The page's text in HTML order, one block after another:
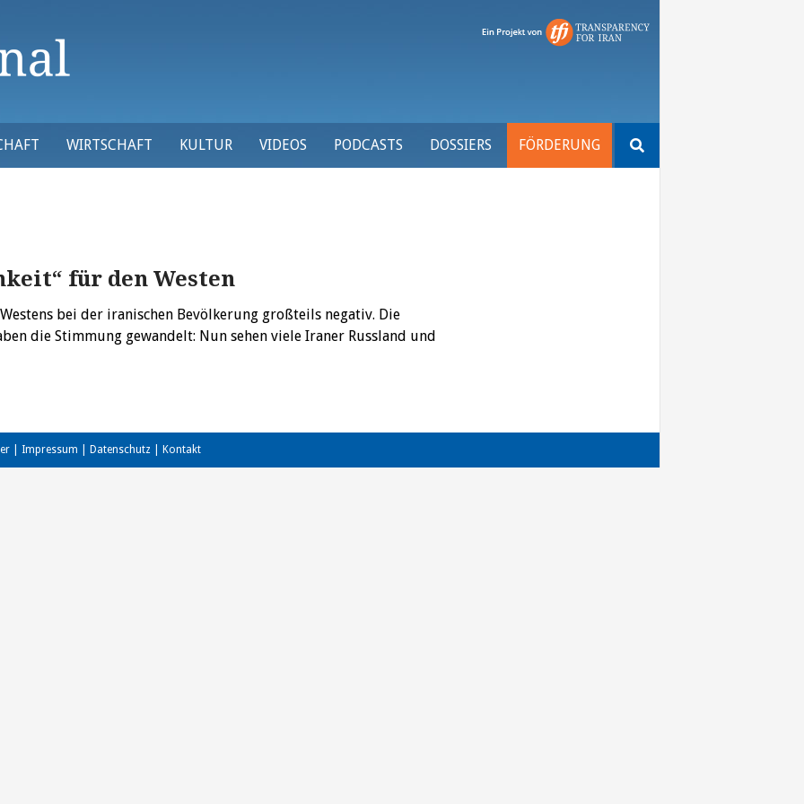
WIRTSCHAFT KULTUR VIDEOS PODCASTS DOSSIERS FÖRDERUNG
nach:
für den Westen
bei der iranischen Bevölkerung großteils negativ. Die
die Stimmung gewandelt: Nun sehen viele Iraner Russland und
Impressum Datenschutz Kontakt